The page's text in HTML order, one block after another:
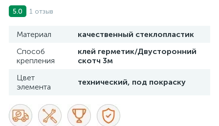
5.0 1 отзыв
Материал
качественный стеклопластик
Способ
крепления
клей герметик/Двусторонний
скотч 3м
Цвет
элемента
технический, под покраску